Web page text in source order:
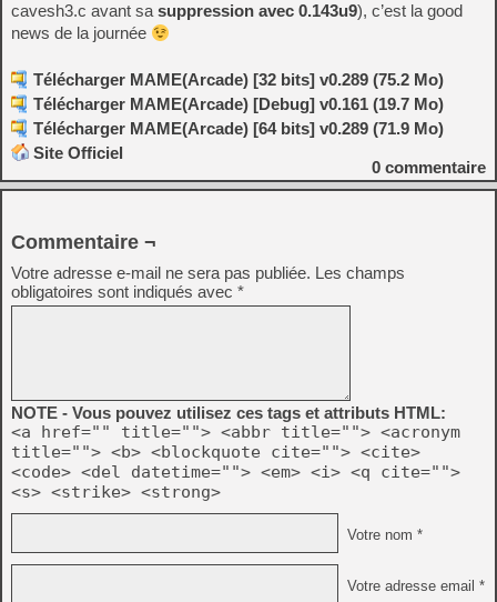
cavesh3.c avant sa suppression avec 0.143u9), c’est la good
news de la journée
Télécharger MAME(Arcade) [32 bits] v0.289 (75.2 Mo)
Télécharger MAME(Arcade) [Debug] v0.161 (19.7 Mo)
Télécharger MAME(Arcade) [64 bits] v0.289 (71.9 Mo)
Site Officiel
0 commentaire
Commentaire ¬
Votre adresse e-mail ne sera pas publiée. Les champs
obligatoires sont indiqués avec *
NOTE - Vous pouvez utilisez ces tags et attributs HTML:
<a href="" title=""> <abbr title=""> <acronym
title=""> <b> <blockquote cite=""> <cite>
<code> <del datetime=""> <em> <i> <q cite="">
<s> <strike> <strong>
Votre nom *
Votre adresse email *